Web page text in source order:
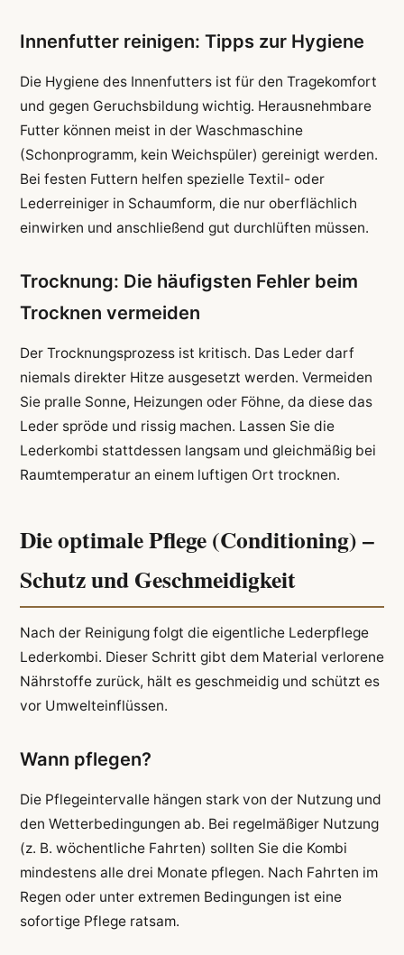
Innenfutter reinigen: Tipps zur Hygiene
Die Hygiene des Innenfutters ist für den Tragekomfort
und gegen Geruchsbildung wichtig. Herausnehmbare
Futter können meist in der Waschmaschine
(Schonprogramm, kein Weichspüler) gereinigt werden.
Bei festen Futtern helfen spezielle Textil- oder
Lederreiniger in Schaumform, die nur oberflächlich
einwirken und anschließend gut durchlüften müssen.
Trocknung: Die häufigsten Fehler beim
Trocknen vermeiden
Der Trocknungsprozess ist kritisch. Das Leder darf
niemals direkter Hitze ausgesetzt werden. Vermeiden
Sie pralle Sonne, Heizungen oder Föhne, da diese das
Leder spröde und rissig machen. Lassen Sie die
Lederkombi stattdessen langsam und gleichmäßig bei
Raumtemperatur an einem luftigen Ort trocknen.
Die optimale Pflege (Conditioning) –
Schutz und Geschmeidigkeit
Nach der Reinigung folgt die eigentliche Lederpflege
Lederkombi. Dieser Schritt gibt dem Material verlorene
Nährstoffe zurück, hält es geschmeidig und schützt es
vor Umwelteinflüssen.
Wann pflegen?
Die Pflegeintervalle hängen stark von der Nutzung und
den Wetterbedingungen ab. Bei regelmäßiger Nutzung
(z. B. wöchentliche Fahrten) sollten Sie die Kombi
mindestens alle drei Monate pflegen. Nach Fahrten im
Regen oder unter extremen Bedingungen ist eine
sofortige Pflege ratsam.